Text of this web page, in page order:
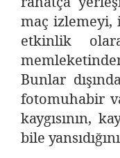
maç
etkinlik
Bunlar
fotomuhabir
kaygısının,
bile